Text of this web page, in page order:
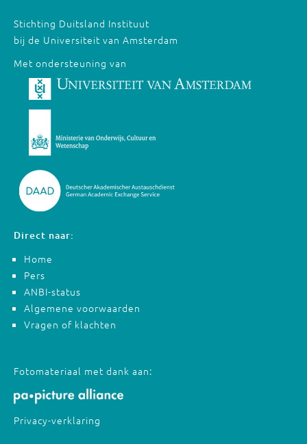
Stichting Duitsland Instituut
bij de Universiteit van Amsterdam
Met ondersteuning van
Direct naar:
Home
Pers
ANBI-status
Algemene voorwaarden
Vragen of klachten
Fotomateriaal met dank aan:
Privacy-verklaring